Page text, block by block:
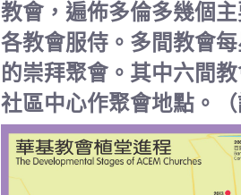
教會，遍佈多倫多幾個
各教會服侍。多間教會
的崇拜聚會。其中六間
社區中心作聚會地點。